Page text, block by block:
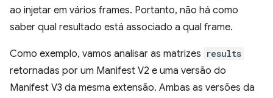
ao injetar em vários frames. Portanto, não há como
saber qual resultado está associado a qual frame.
Como exemplo, vamos analisar as matrizes results
retornadas por um Manifest V2 e uma versão do
Manifest V3 da mesma extensão. Ambas as versões da